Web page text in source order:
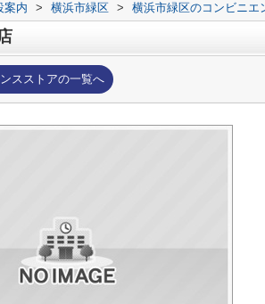
案内 > 横浜市緑区 > 横浜市緑区のコンビニエ
スストアの一覧へ